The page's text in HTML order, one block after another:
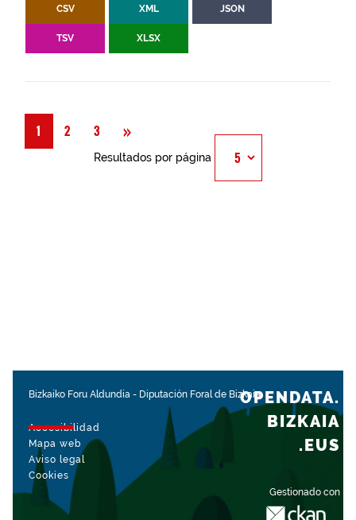
CSV XML JSON
TSV XLSX
1 2 3 »
Resultados por página
Bizkaiko Foru Aldundia - Diputación Foral de Bizkaia
Accesibilidad
Mapa web
Aviso legal
Cookies
Gestionado con
OPENDATA.
BIZKAIA
.EUS